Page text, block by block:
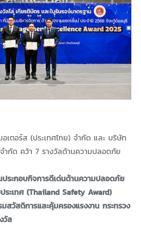
เตอร์ส (ประเทศไทย) จำกัด และ บริษัท
ำกัด คว้า 7 รางวัลด้านความปลอดภัย
ประกอบกิจการดีเด่นด้านความปลอดภัย
ระเทศ (Thailand Safety Award)
สวัสดิการและคุ้มครองแรงงาน กระทรวง
วัล